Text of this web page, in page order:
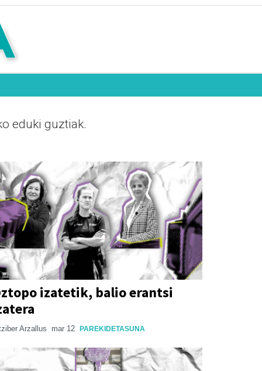
eduki guztiak.
izatetik, balio erantsi
Arzallus mar 12 PAREKIDETASUNA